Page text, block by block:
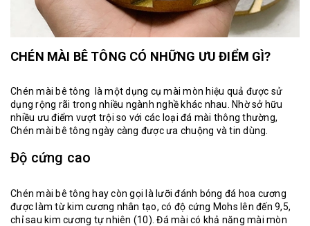
CHÉN MÀI BÊ TÔNG CÓ NHỮNG ƯU ĐIỂM GÌ?
Chén mài bê tông là một dụng cụ mài mòn hiệu quả được sử
dụng rộng rãi trong nhiều ngành nghề khác nhau. Nhờ sở hữu
nhiều ưu điểm vượt trội so với các loại đá mài thông thường,
Chén mài bê tông ngày càng được ưa chuộng và tin dùng.
Độ cứng cao
Chén mài bê tông hay còn gọi là lưỡi đánh bóng đá hoa cương
được làm từ kim cương nhân tạo, có độ cứng Mohs lên đến 9,5,
chỉ sau kim cương tự nhiên (10). Đá mài có khả năng mài mòn